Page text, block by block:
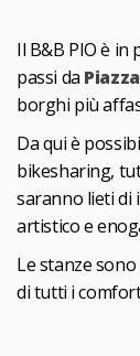
Il B&B PIO è in
passi da
borghi più
Da qui è
bikesharing,
saranno lieti di
artistico e
Le stanze
di tutti i